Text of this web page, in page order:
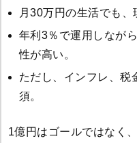
月30万円の生活でも、
年利3％で運用しなが
性が高い。
ただし、インフレ、税
須。
1億円はゴールではなく